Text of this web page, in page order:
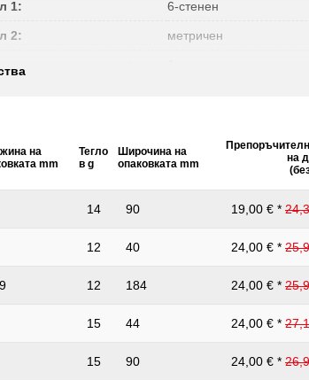
1: 6-стенен
2: метричен
на опаковката:
на
mm
Тегло
в g
Широчина на
опаковката mm
на
14 90 19,00 € *
12 40 24,00 € *
12 184 24,00 € *
15 44 24,00 € *
15 90 24,00 € *